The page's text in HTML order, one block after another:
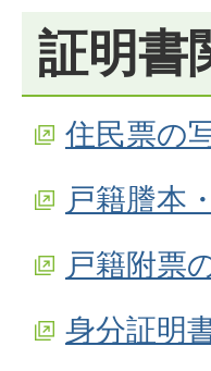
証明書
住民票の
戸籍謄本
戸籍附票
身分証明